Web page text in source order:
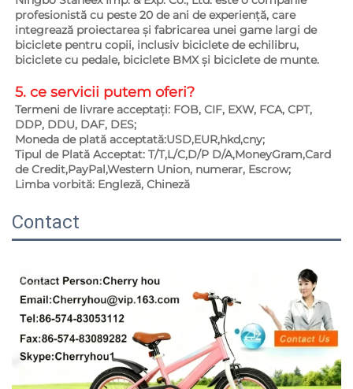
profesionistă cu peste 20 de ani de experiență, care
integrează proiectarea și fabricarea unei game largi de
biciclete pentru copii, inclusiv biciclete de echilibru,
biciclete cu pedale, biciclete BMX și biciclete de munte.
5. ce servicii putem oferi?
Termeni de livrare acceptați: FOB, CIF, EXW, FCA, CPT,
DDP, DDU, DAF, DES;
Moneda de plată acceptată:USD,EUR,hkd,cny;
Tipul de Plată Acceptat: T/T,L/C,D/P D/A,MoneyGram,Card
de Credit,PayPal,Western Union, numerar, Escrow;
Limba vorbită: Engleză, Chineză
Contact